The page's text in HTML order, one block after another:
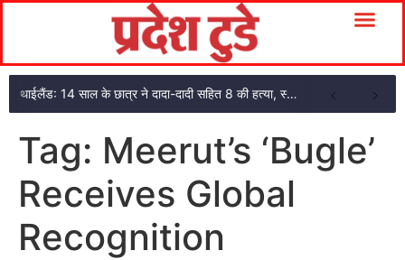
थाईलैंड: 14 साल के छात्र ने दादा-दादी सहित 8 की हत्या, स्कूल में फायरिंग के बाद खुद को मारा
Tag: Meerut’s ‘Bugle’
Receives Global
Recognition